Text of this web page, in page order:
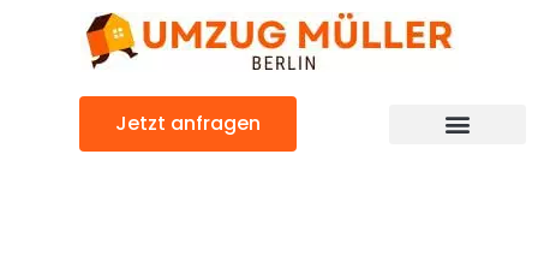
Jetzt anfragen